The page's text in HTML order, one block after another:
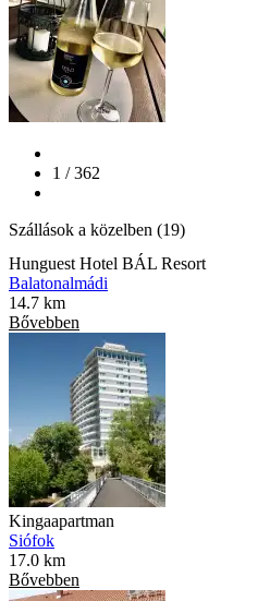
1 / 362
Szállások a közelben (19)
Hunguest Hotel BÁL Resort
Balatonalmádi
14.7 km
Bővebben
Kingaapartman
Siófok
17.0 km
Bővebben